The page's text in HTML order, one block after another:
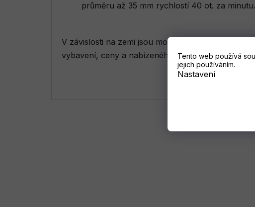
Tento web používá
jejich používáním.
Nastavení
průměru až 35 mm rychlostí 40 ot. za minutu.
V závislosti na zemi jsou možné odchylky od
vybavení, ceny a nabízeného příslušenství.